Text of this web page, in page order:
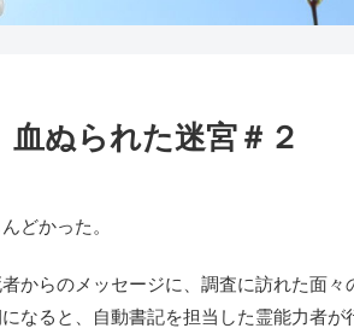
ぬられた迷宮＃２
どかった。
からのメッセージに、調査に訪れた面々
なると、自動書記を担当した霊能力者